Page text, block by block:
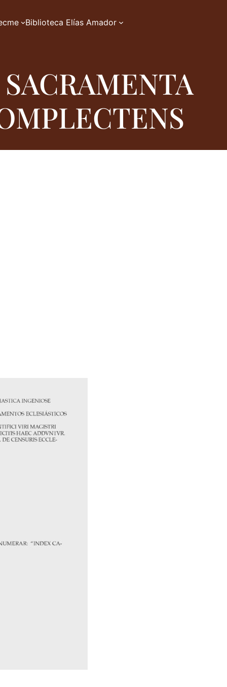
Biblioteca Elías Amador